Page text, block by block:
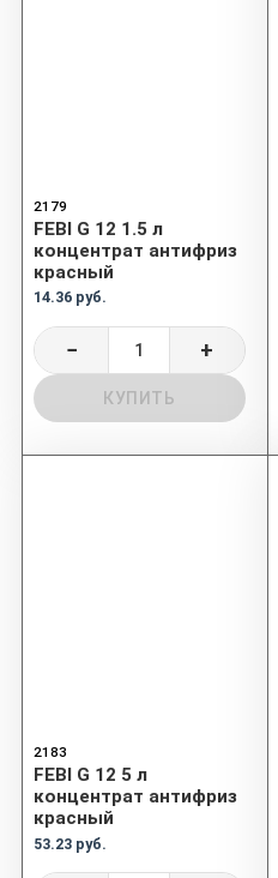
2179
FEBI G 12 1.5 л
концентрат антифриз
красный
14.36 руб.
− +
КУПИТЬ
2183
FEBI G 12 5 л
концентрат антифриз
красный
53.23 руб.